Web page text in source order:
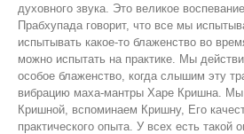
духовного звука. Это великое
Прабхупада говорит, что все мы
испытывать какое-то блаженство во
можно испытать на практике. Мы
особое блаженство, когда слышим эту
вибрацию маха-мантры Харе Кришна.
Кришной, вспоминаем Кришну, Его
практического опыта. У всех есть такой